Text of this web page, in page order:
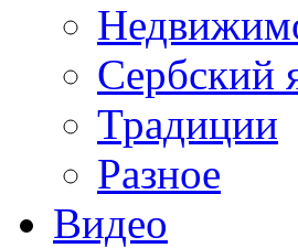
Сербский
Традиции
Разное
Видео